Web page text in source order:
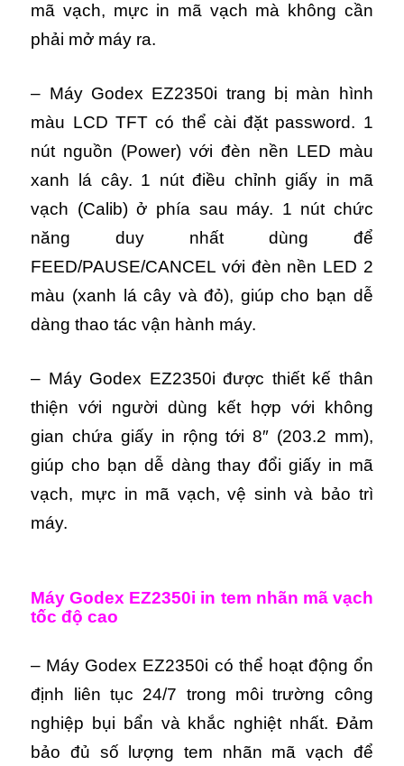
mã vạch, mực in mã vạch mà không cần
phải mở máy ra.
– Máy Godex EZ2350i trang bị màn hình
màu LCD TFT có thể cài đặt password. 1
nút nguồn (Power) với đèn nền LED màu
xanh lá cây. 1 nút điều chỉnh giấy in mã
vạch (Calib) ở phía sau máy. 1 nút chức
năng duy nhất dùng để
FEED/PAUSE/CANCEL với đèn nền LED 2
màu (xanh lá cây và đỏ), giúp cho bạn dễ
dàng thao tác vận hành máy.
– Máy Godex EZ2350i được thiết kế thân
thiện với người dùng kết hợp với không
gian chứa giấy in rộng tới 8″ (203.2 mm),
giúp cho bạn dễ dàng thay đổi giấy in mã
vạch, mực in mã vạch, vệ sinh và bảo trì
máy.
Máy Godex EZ2350i in tem nhãn mã vạch
tốc độ cao
– Máy Godex EZ2350i có thể hoạt động ổn
định liên tục 24/7 trong môi trường công
nghiệp bụi bẩn và khắc nghiệt nhất. Đảm
bảo đủ số lượng tem nhãn mã vạch để